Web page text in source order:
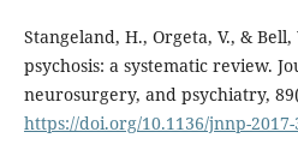
Stangeland, H., Orgeta, V., & Bell,
psychosis: a systematic review.
neurosurgery, and psychiatry,
https://doi.org/10.1136/jnnp-2017-